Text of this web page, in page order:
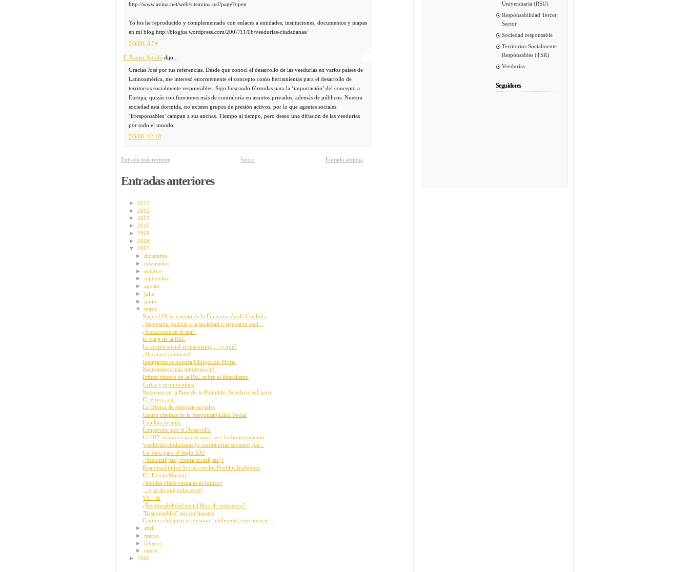
http://www.avina.net/web/siteavina.nsf/page?open
Yo los he reproducido y complementado con enlaces a entidades, instituciones, documentos y mapas
en mi blog http://blogjus.wordpress.com/2007/11/06/veedurias-ciudadanas/
3/5/08, 3:54
F. Xavier Agulló dijo...
Gracias José por tus referencias. Desde que conocí el desarrollo de las veedurías en varios países de
Latinoamérica, me interesó enormemente el concepto como herramientas para el desarrollo de
territorios socialmente responsables. Sigo buscando fórmulas para la ‘importación’ del concepto a
Europa, quizás con funciones más de contraloría en asuntos privados, además de públicos. Nuestra
sociedad está dormida, no existen grupos de presión activos, por lo que agentes sociales
‘irresponsables’ campan a sus anchas. Tiempo al tiempo, pero deseo una difusión de las veedurías
por todo el mundo.
3/5/08, 12:10
Entrada más reciente Entrada antigua
Inicio
Entradas anteriores
► 2013
► 2012
► 2011
► 2010
► 2009
► 2008
▼ 2007
►diciembre
►noviembre
►octubre
►septiembre
►agosto
►julio
►junio
▼mayo
Nace el Observatorio de la Financiación de Cataluña
¿Represión policial a la sociedad o represión soci...
¡Vacaciones en el mar!
El viaje de la RSC
La acción social es marketing... ¿y qué?
¿Hacemos contacto?
Integrarlas es nuestra Obligación Moral
Necesitamos más inmigración!
Primer triunfo de la RSC sobre el liberalismo
Cartas y promociones
Negocios en la Base de la Pirámide: Beneficio ó Lucro
El tesoro azul
La fábrica de estigmas sociales
Cuatro dilemas de la Responsabilidad Social
Una lata de atún
Emprender por el Desarrollo
La OIT reconoce por primera vez la discriminación ...
Veedurías ciudadanas (o contralorías sociales) par...
Un Reto para el Siglo XXI
¿Nacional(ista) contra social(ista)?
Responsabilidad Social con los Pueblos Indígenas
El “Efecto Martini"
¿Son las vidas virtuales el futuro?
... y tú de qué color eres?
VS + &
¿Responsabilidad social libre de impuestos?
"Responsables" por ser baratas
Cambio climático y consumo inteligente, mucho más ...
►abril
►marzo
►febrero
►enero
► 2006
Universitaria (RSU)
Responsabilidad Tercer
Sector
Sociedad responsable
Territorios Socialmente
Responsables (TSR)
Veedurías
Seguidores